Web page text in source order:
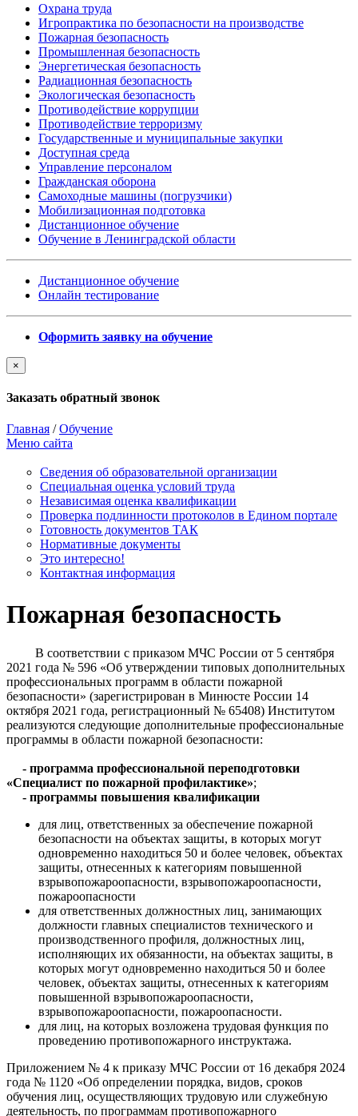
Охрана труда
Игропрактика по безопасности на производстве
Пожарная безопасность
Промышленная безопасность
Энергетическая безопасность
Радиационная безопасность
Экологическая безопасность
Противодействие коррупции
Противодействие терроризму
Государственные и муниципальные закупки
Доступная среда
Управление персоналом
Гражданская оборона
Самоходные машины (погрузчики)
Мобилизационная подготовка
Дистанционное обучение
Обучение в Ленинградской области
Дистанционное обучение
Онлайн тестирование
Оформить заявку на обучение
×
Заказать обратный звонок
Главная /Обучение
Меню сайта
Сведения об образовательной организации
Cпециальная оценка условий труда
Независимая оценка квалификации
Проверка подлинности протоколов в Едином портале
Готовность документов ТАК
Нормативные документы
Это интересно!
Контактная информация
Пожарная безопасность
В соответствии с приказом МЧС России от 5 сентября
2021 года № 596 «Об утверждении типовых дополнительных
профессиональных программ в области пожарной
безопасности» (зарегистрирован в Минюсте России 14
октября 2021 года, регистрационный № 65408) Институтом
реализуются следующие дополнительные профессиональные
программы в области пожарной безопасности:
- программа профессиональной переподготовки
«Специалист по пожарной профилактике»;
- программы повышения квалификации
для лиц, ответственных за обеспечение пожарной
безопасности на объектах защиты, в которых могут
одновременно находиться 50 и более человек, объектах
защиты, отнесенных к категориям повышенной
взрывопожароопасности, взрывопожароопасности,
пожароопасности
для ответственных должностных лиц, занимающих
должности главных специалистов технического и
производственного профиля, должностных лиц,
исполняющих их обязанности, на объектах защиты, в
которых могут одновременно находиться 50 и более
человек, объектах защиты, отнесенных к категориям
повышенной взрывопожароопасности,
взрывопожароопасности, пожароопасности.
для лиц, на которых возложена трудовая функция по
проведению противопожарного инструктажа.
Приложением № 4 к приказу МЧС России от 16 декабря 2024
года № 1120 «Об определении порядка, видов, сроков
обучения лиц, осуществляющих трудовую или служебную
деятельность, по программам противопожарного